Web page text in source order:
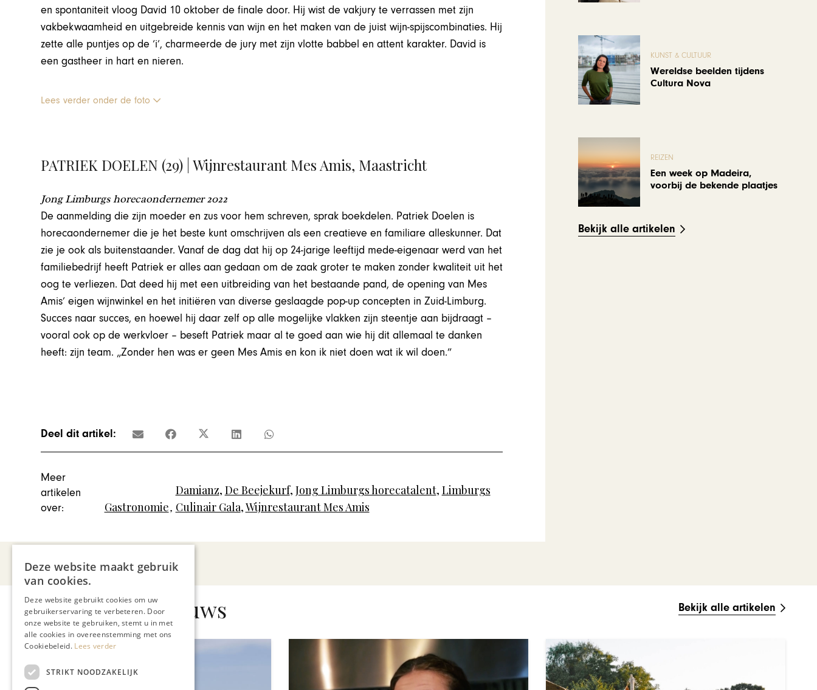
en spontaniteit vloog David 10 oktober de finale door. Hij wist de vakjury te verrassen met zijn
vakbekwaamheid en uitgebreide kennis van wijn en het maken van de juist wijn-spijscombinaties. Hij
zette alle puntjes op de ‘i’, charmeerde de jury met zijn vlotte babbel en attent karakter. David is
een gastheer in hart en nieren.
Lees verder onder de foto
PATRIEK DOELEN (29) | Wijnrestaurant Mes Amis, Maastricht
Jong Limburgs horecaondernemer 2022
De aanmelding die zijn moeder en zus voor hem schreven, sprak boekdelen. Patriek Doelen is
horecaondernemer die je het beste kunt omschrijven als een creatieve en familiare alleskunner. Dat
zie je ook als buitenstaander. Vanaf de dag dat hij op 24-jarige leeftijd mede-eigenaar werd van het
familiebedrijf heeft Patriek er alles aan gedaan om de zaak groter te maken zonder kwaliteit uit het
oog te verliezen. Dat deed hij met een uitbreiding van het bestaande pand, de opening van Mes
Amis’ eigen wijnwinkel en het initiëren van diverse geslaagde pop-up concepten in Zuid-Limburg.
Succes naar succes, en hoewel hij daar zelf op alle mogelijke vlakken zijn steentje aan bijdraagt –
vooral ook op de werkvloer – beseft Patriek maar al te goed aan wie hij dit allemaal te danken
heeft: zijn team. „Zonder hen was er geen Mes Amis en kon ik niet doen wat ik wil doen.”
Deel dit artikel:
Meer
artikelen
over:
Gastronomie,
Damianz, De Beejekurf, Jong Limburgs horecatalent, Limburgs
Culinair Gala,Wijnrestaurant Mes Amis
KUNST & CULTUUR
Wereldse beelden tijdens
Cultura Nova
REIZEN
Een week op Madeira,
voorbij de bekende plaatjes
Bekijk alle artikelen
Gerelateerd nieuws Bekijk alle artikelen
Deze website maakt gebruik
van cookies.
Deze website gebruikt cookies om uw
gebruikerservaring te verbeteren. Door
onze website te gebruiken, stemt u in met
alle cookies in overeenstemming met ons
Cookiebeleid. Lees verder
STRIKT NOODZAKELIJK